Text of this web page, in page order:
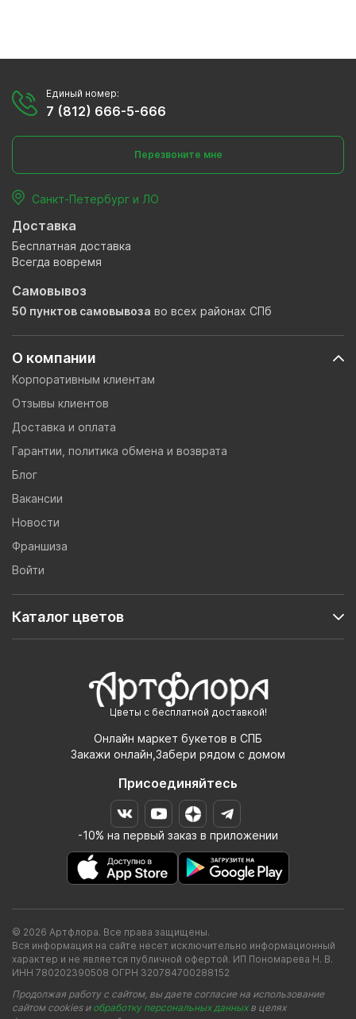
Цветы с бесплатной доставкой!
Онлайн маркет букетов в СПБ
Закажи онлайн,Забери рядом с домом
Присоединяйтесь
-10% на первый заказ в приложении
О компании
Корпоративным клиентам
Отзывы клиентов
Доставка и оплата
Гарантии, политика обмена и возврата
Блог
Вакансии
Новости
Франшиза
Войти
Каталог цветов
Единый номер:
7 (812) 666-5-666
Перезвоните мне
Санкт-Петербург и ЛО
Доставка
Бесплатная доставка
Всегда вовремя
Самовывоз
50 пунктов самовывоза во всех районах СПб
© 2026 Артфлора. Все права защищены.
Вся информация на сайте несет исключительно информационный
характер и не является публичной офертой. ИП Пономарева Н. В.
ИНН 780202390508 ОГРН 320784700288152
Продолжая работу с сайтом, вы даете согласие на использование
сайтом cookies и обработку персональных данныхв целях